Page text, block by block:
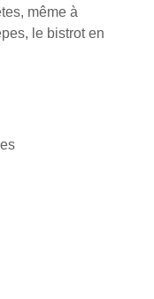
même à
le bistrot en